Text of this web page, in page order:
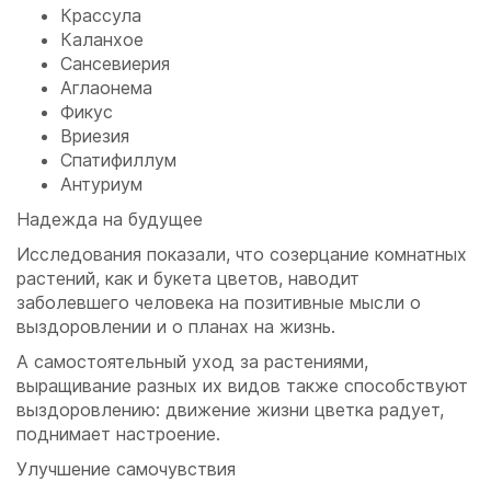
Крассула
Каланхое
Сансевиерия
Аглаонема
Фикус
Вриезия
Спатифиллум
Антуриум
Надежда на будущее
Исследования показали, что созерцание комнатных
растений, как и букета цветов, наводит
заболевшего человека на позитивные мысли о
выздоровлении и о планах на жизнь.
А самостоятельный уход за растениями,
выращивание разных их видов также способствуют
выздоровлению: движение жизни цветка радует,
поднимает настроение.
Улучшение самочувствия